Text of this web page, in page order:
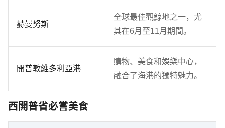
赫曼努斯
全球最佳觀鯨地之一，尤
其在6月至11月期間。
開普敦維多利亞港
購物、美食和娛樂中心，
融合了海港的獨特魅力。
西開普省必嘗美食